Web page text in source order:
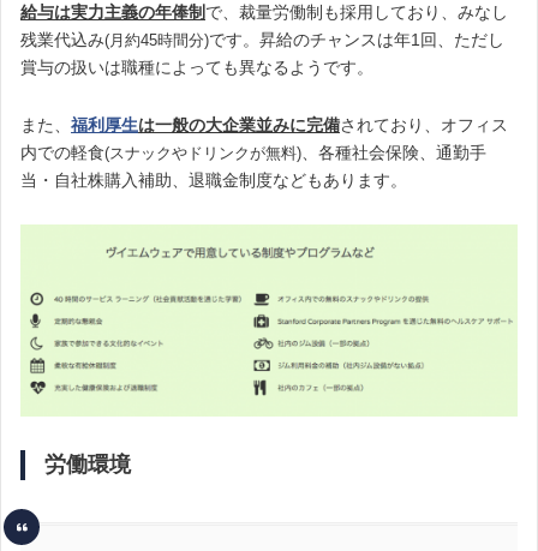
給与は実力主義の年俸制で、裁量労働制も採用しており、みなし
残業代込み(月約45時間分)です。昇給のチャンスは年1回、ただし
賞与の扱いは職種によっても異なるようです。
また、 福利厚生は一般の大企業並みに完備されており、オフィス
内での軽食(スナックやドリンクが無料) 、各種社会保険、通勤手
当・自社株購入補助、退職金制度などもあります。
労働環境